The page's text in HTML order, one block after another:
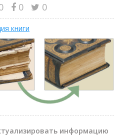
0 0
книги
информацию